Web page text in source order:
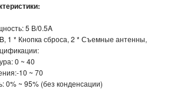
5 В/0.5A
1 * Кнопка сброса, 2 * Съемные антенны,
0 ~ 40
10 ~ 70
0% ~ 95% (без конденсации)